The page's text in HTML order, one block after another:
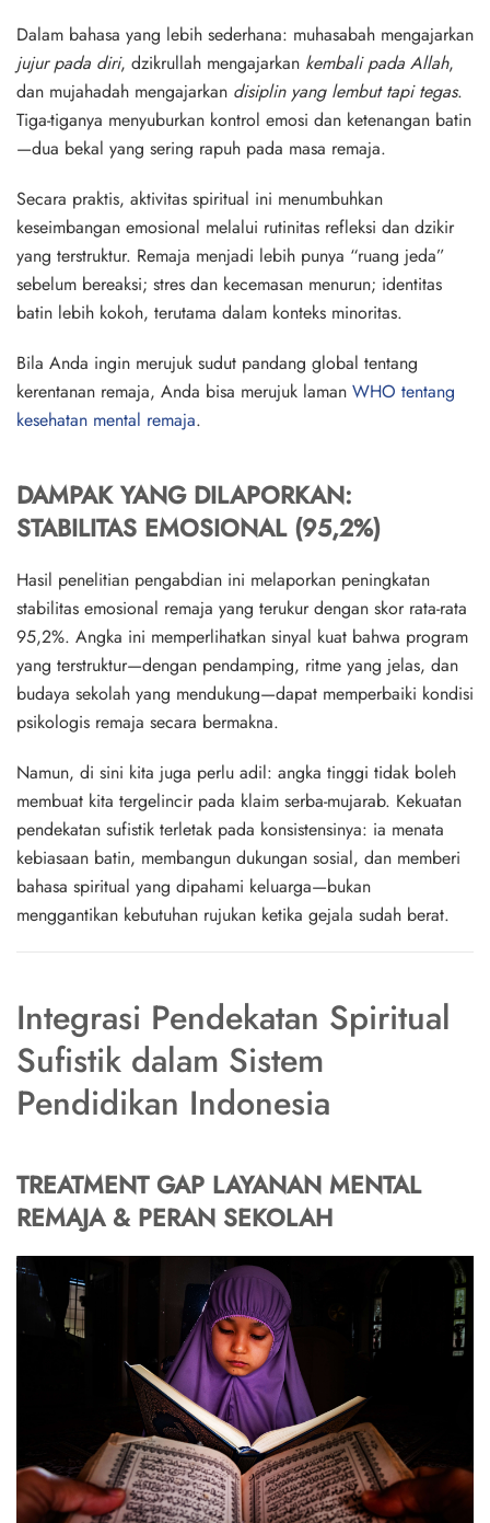
Dalam bahasa yang lebih sederhana: muhasabah mengajarkan
jujur pada diri, dzikrullah mengajarkan kembali pada Allah,
dan mujahadah mengajarkan disiplin yang lembut tapi tegas.
Tiga-tiganya menyuburkan kontrol emosi dan ketenangan batin
—dua bekal yang sering rapuh pada masa remaja.
Secara praktis, aktivitas spiritual ini menumbuhkan
keseimbangan emosional melalui rutinitas refleksi dan dzikir
yang terstruktur. Remaja menjadi lebih punya “ruang jeda”
sebelum bereaksi; stres dan kecemasan menurun; identitas
batin lebih kokoh, terutama dalam konteks minoritas.
Bila Anda ingin merujuk sudut pandang global tentang
kerentanan remaja, Anda bisa merujuk laman WHO tentang
kesehatan mental remaja.
DAMPAK YANG DILAPORKAN:
STABILITAS EMOSIONAL (95,2%)
Hasil penelitian pengabdian ini melaporkan peningkatan
stabilitas emosional remaja yang terukur dengan skor rata-rata
95,2%. Angka ini memperlihatkan sinyal kuat bahwa program
yang terstruktur—dengan pendamping, ritme yang jelas, dan
budaya sekolah yang mendukung—dapat memperbaiki kondisi
psikologis remaja secara bermakna.
Namun, di sini kita juga perlu adil: angka tinggi tidak boleh
membuat kita tergelincir pada klaim serba-mujarab. Kekuatan
pendekatan sufistik terletak pada konsistensinya: ia menata
kebiasaan batin, membangun dukungan sosial, dan memberi
bahasa spiritual yang dipahami keluarga—bukan
menggantikan kebutuhan rujukan ketika gejala sudah berat.
Integrasi Pendekatan Spiritual
Sufistik dalam Sistem
Pendidikan Indonesia
TREATMENT GAP LAYANAN MENTAL
REMAJA & PERAN SEKOLAH